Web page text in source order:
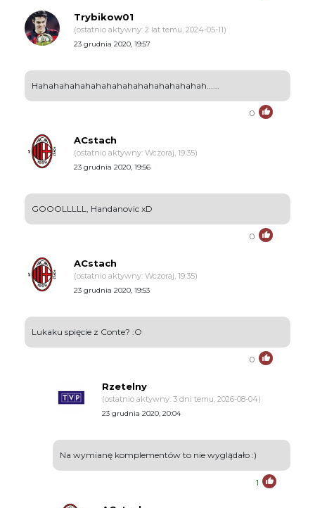
Trybikow01
(ostatnio aktywny: 2 lat temu, 2024-05-11)
23 grudnia 2020, 19:57
Hahahahahahahahahahahahahahahahah......
0
ACstach
(ostatnio aktywny: Wczoraj, 19:35)
23 grudnia 2020, 19:56
GOOOLLLLL, Handanovic xD
0
ACstach
(ostatnio aktywny: Wczoraj, 19:35)
23 grudnia 2020, 19:53
Lukaku spięcie z Conte? :O
0
Rzetelny
(ostatnio aktywny: 3 dni temu, 2026-08-04)
23 grudnia 2020, 20:04
Na wymianę komplementów to nie wyglądało :)
1